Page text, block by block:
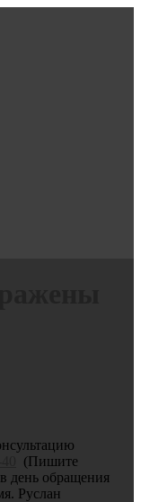
(Пишите
день обращения
Руслан